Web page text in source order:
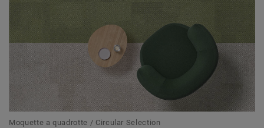
Moquette a quadrotte / Circular Selection